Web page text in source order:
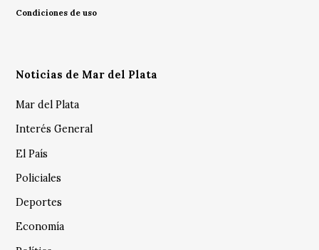
Condiciones de uso
Noticias de Mar del Plata
Mar del Plata
Interés General
El País
Policiales
Deportes
Economía